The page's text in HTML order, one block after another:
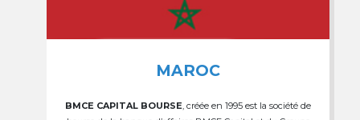
MAROC
BMCE CAPITAL BOURSE , créée en 1995 est la société de